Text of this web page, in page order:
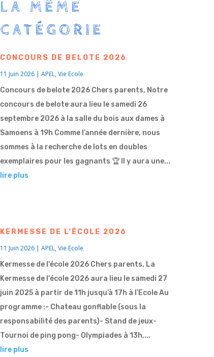
LA MÊME
CATÉGORIE
CONCOURS DE BELOTE 2026
11 Juin 2026 |APEL,Vie Ecole
Concours de belote 2026 Chers parents, Notre
concours de belote aura lieu le samedi 26
septembre 2026 à la salle du bois aux dames à
Samoens à 19h Comme l’année dernière, nous
sommes à la recherche de lots en doubles
exemplaires pour les gagnants 🏆 Il y aura une...
lire plus
KERMESSE DE L’ÉCOLE 2026
11 Juin 2026 |APEL,Vie Ecole
Kermesse de l'école 2026 Chers parents, La
Kermesse de l'école 2026 aura lieu le samedi 27
juin 2025 à partir de 11h jusqu’à 17h à l’Ecole Au
programme :- Chateau gonflable (sous la
responsabilité des parents)- Stand de jeux-
Tournoi de ping pong- Olympiades à 13h,...
lire plus